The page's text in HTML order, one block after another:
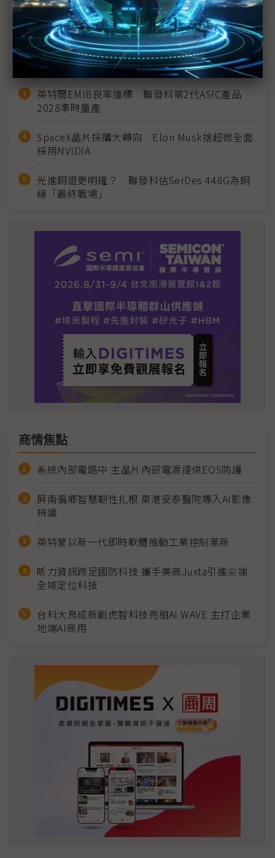
MLCC訂單過熱、出貨比創高 村田示警全球AI基
建熱潮將趨緩
2027全年記憶體產能提前售罄 買家「祕而不
宣」只怕買不夠
英特爾EMIB良率達標 聯發科第2代ASIC產品
2028準時量產
SpaceX晶片採購大轉向 Elon Musk捨超微全面
採用NVIDIA
光進銅退更明確？ 聯發科估SerDes 448G為銅
線「最終戰場」
商情焦點
系統內部電路中 主晶片內部電源提供EOS防護
屏南偏鄉智慧韌性扎根 東港安泰醫院導入AI影像
辨識
英特蒙以新一代即時軟體推動工業控制革新
昕力資訊跨足國防科技 攜手美商Juxta引進尖端
全域定位科技
台科大育成新創虎智科技亮相AI WAVE 主打企業
地端AI商用